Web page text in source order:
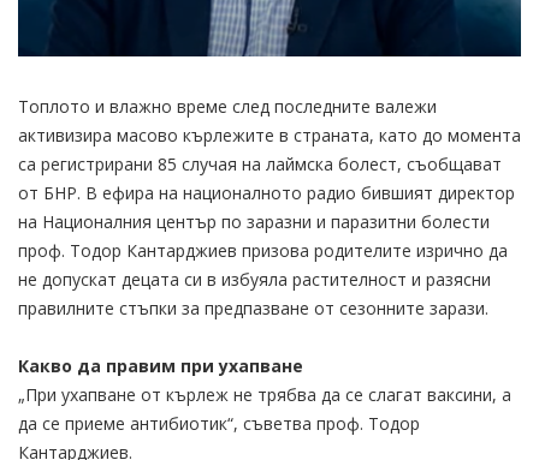
Топлото и влажно време след последните валежи
активизира масово кърлежите в страната, като до момента
са регистрирани 85 случая на лаймска болест, съобщават
от БНР. В ефира на националното радио бившият директор
на Националния център по заразни и паразитни болести
проф. Тодор Кантарджиев призова родителите изрично да
не допускат децата си в избуяла растителност и разясни
правилните стъпки за предпазване от сезонните зарази.
Какво да правим при ухапване
„При ухапване от кърлеж не трябва да се слагат ваксини, а
да се приеме антибиотик“, съветва проф. Тодор
Кантарджиев.